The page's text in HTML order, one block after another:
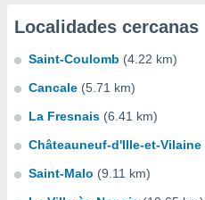
Localidades cercanas
Saint-Coulomb (4.22 km)
Cancale (5.71 km)
La Fresnais (6.41 km)
Châteauneuf-d'Ille-et-Vilaine
Saint-Malo (9.11 km)